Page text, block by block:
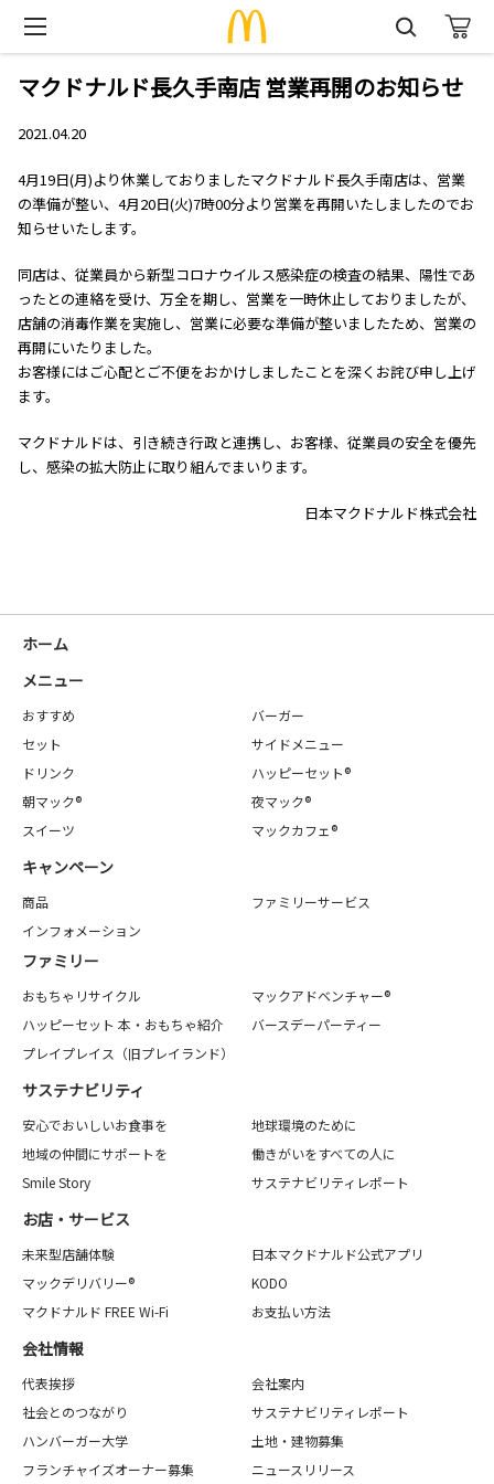
マクドナルド長久手南店 営業再開のお知らせ
2021.04.20
4月19日(月)より休業しておりましたマクドナルド長久手南店は、営業
の準備が整い、4月20日(火)7時00分より営業を再開いたしましたのでお
知らせいたします。
同店は、従業員から新型コロナウイルス感染症の検査の結果、陽性であ
ったとの連絡を受け、万全を期し、営業を一時休止しておりましたが、
店舗の消毒作業を実施し、営業に必要な準備が整いましたため、営業の
再開にいたりました。
お客様にはご心配とご不便をおかけしましたことを深くお詫び申し上げ
ます。
マクドナルドは、引き続き行政と連携し、お客様、従業員の安全を優先
し、感染の拡大防止に取り組んでまいります。
日本マクドナルド株式会社
ホーム
メニュー
おすすめ
バーガー
セット
サイドメニュー
ドリンク
ハッピーセット®
朝マック®
夜マック®
スイーツ
マックカフェ®
キャンペーン
商品
ファミリーサービス
インフォメーション
ファミリー
おもちゃリサイクル
マックアドベンチャー®
ハッピーセット 本・おもちゃ紹介
バースデーパーティー
プレイプレイス（旧プレイランド）
サステナビリティ
安心でおいしいお食事を
地球環境のために
地域の仲間にサポートを
働きがいをすべての人に
Smile Story
サステナビリティレポート
お店・サービス
未来型店舗体験
日本マクドナルド公式アプリ
マックデリバリー®
KODO
マクドナルド FREE Wi-Fi
お支払い方法
会社情報
代表挨拶
会社案内
社会とのつながり
サステナビリティレポート
ハンバーガー大学
土地・建物募集
フランチャイズオーナー募集
ニュースリリース